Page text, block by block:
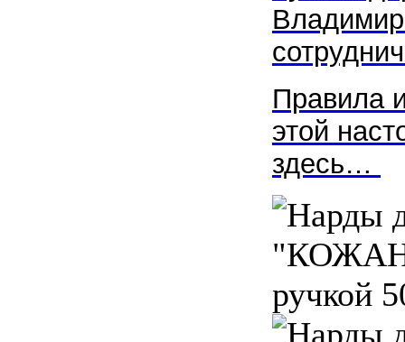
Правила
этой
здесь…